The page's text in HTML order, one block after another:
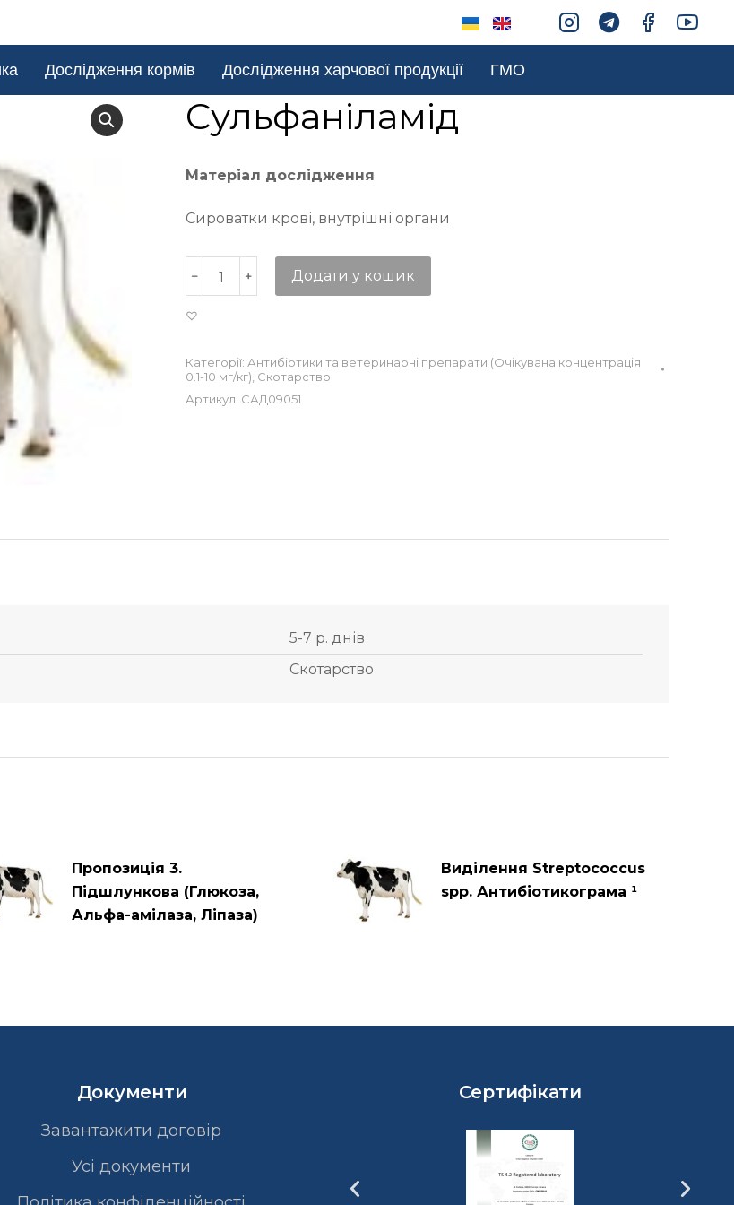
Дослідження кормів Дослідження харчової продукції ГМО
Сульфаніламід
Матеріал дослідження
Сироватки крові, внутрішні органи
Додати у кошик
Категорії: Антибіотики та ветеринарні препарати (Очікувана концентрація
0.1-10 мг/кг) Скотарство
Артикул: САД09051
5-7 р. днів
Скотарство
Пропозиція 3.
Підшлункова (Глюкоза,
Альфа-амілаза, Ліпаза)
Виділення Streptococcus
spp. Антибіотикограма ¹
Документи
Завантажити договір
Усі документи
Сертифікати